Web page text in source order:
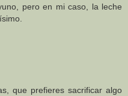
pero en mi caso, la leche
que prefieres sacrificar algo